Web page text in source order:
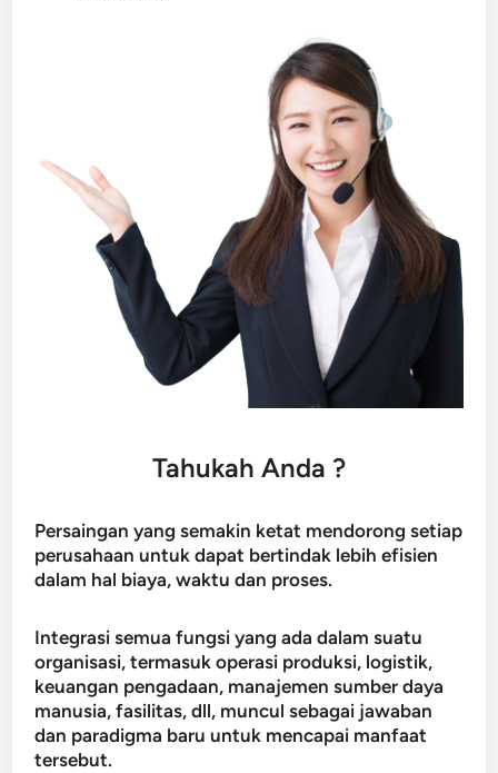
Tahukah Anda ?
Persaingan yang semakin ketat mendorong setiap
perusahaan untuk dapat bertindak lebih efisien
dalam hal biaya, waktu dan proses.
Integrasi semua fungsi yang ada dalam suatu
organisasi, termasuk operasi produksi, logistik,
keuangan pengadaan, manajemen sumber daya
manusia, fasilitas, dll, muncul sebagai jawaban
dan paradigma baru untuk mencapai manfaat
tersebut.